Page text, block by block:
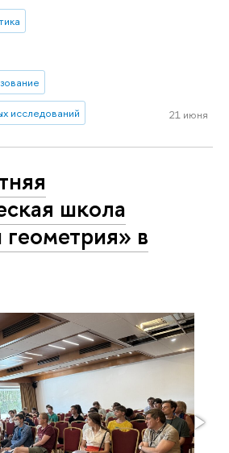
исследований 21 июня
школа
в